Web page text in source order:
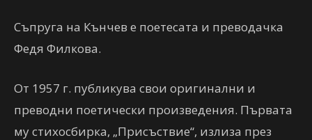
Съпруга на Кънчев е поетесата и преводачка
Федя Филкова.
От 1957 г. публикува свои оригинални и
преводни поетически произведения. Първата
му стихосбирка, „Присъствие“, излиза през